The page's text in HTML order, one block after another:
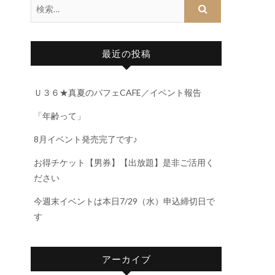
最近の投稿
Ｕ３６★真夏のパフェCAFE／イベント報告
「年齢って」
8月イベント発売完了です♪
お得チケット【男券】【出放題】是非ご活用く
ださい
今週末イベントは本日7/29（水）申込締切日で
す
アーカイブ